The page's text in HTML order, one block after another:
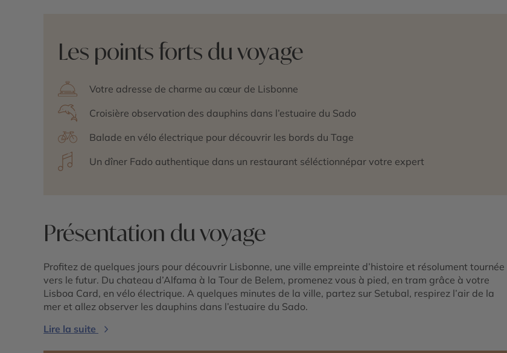
Les points forts du voyage
Votre adresse de charme au cœur de Lisbonne
Croisière observation des dauphins dans l’estuaire du Sado
Balade en vélo électrique pour découvrir les bords du Tage
Un dîner Fado authentique dans un restaurant séléctionnépar votre expert
Présentation du voyage
Profitez de quelques jours pour découvrir Lisbonne, une ville empreinte d’histoire et résolument tournée
vers le futur. Du chateau d’Alfama à la Tour de Belem, promenez vous à pied, en tram grâce à votre
Lisboa Card, en vélo électrique. A quelques minutes de la ville, partez sur Setubal, respirez l’air de la
mer et allez observer les dauphins dans l’estuaire du Sado.
Lire la suite